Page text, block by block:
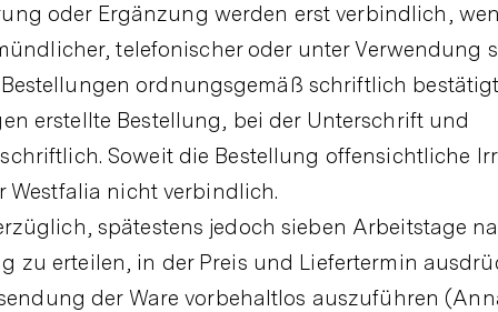
oder Ergänzung werden erst verbindlich,
telefonischer oder unter Verwendung
ordnungsgemäß schriftlich
erstellte Bestellung, bei der Unterschrift und
Soweit die Bestellung offensichtliche
Westfalia nicht verbindlich.
spätestens jedoch sieben Arbeitstage
zu erteilen, in der Preis und Liefertermin
der Ware vorbehaltlos auszuführen